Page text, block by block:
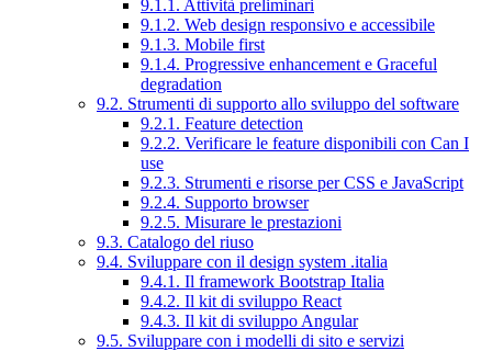
9.1.1. Attività preliminari
9.1.2. Web design responsivo e accessibile
9.1.3. Mobile first
9.1.4. Progressive enhancement e Graceful
degradation
9.2. Strumenti di supporto allo sviluppo del software
9.2.1. Feature detection
9.2.2. Verificare le feature disponibili con Can I
use
9.2.3. Strumenti e risorse per CSS e JavaScript
9.2.4. Supporto browser
9.2.5. Misurare le prestazioni
9.3. Catalogo del riuso
9.4. Sviluppare con il design system .italia
9.4.1. Il framework Bootstrap Italia
9.4.2. Il kit di sviluppo React
9.4.3. Il kit di sviluppo Angular
9.5. Sviluppare con i modelli di sito e servizi